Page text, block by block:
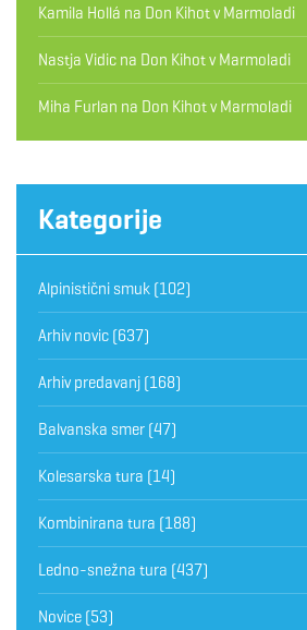
Kamila Hollá na Don Kihot v Marmoladi
Nastja Vidic na Don Kihot v Marmoladi
Miha Furlan na Don Kihot v Marmoladi
Kategorije
Alpinistični smuk (102)
Arhiv novic (637)
Arhiv predavanj (168)
Balvanska smer (47)
Kolesarska tura (14)
Kombinirana tura (188)
Ledno-snežna tura (437)
Novice (53)